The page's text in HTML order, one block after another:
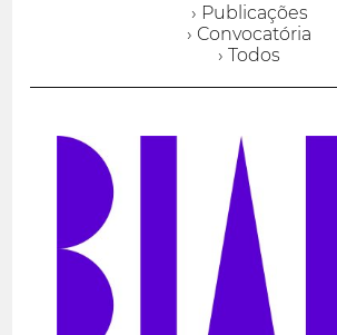
› Publicações
› Convocatória
› Todos